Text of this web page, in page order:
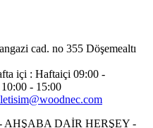
cad. no 355 Döşemealtı
içi : Haftaiçi 09:00 -
- 15:00
AHŞABA DAİR HERŞEY -